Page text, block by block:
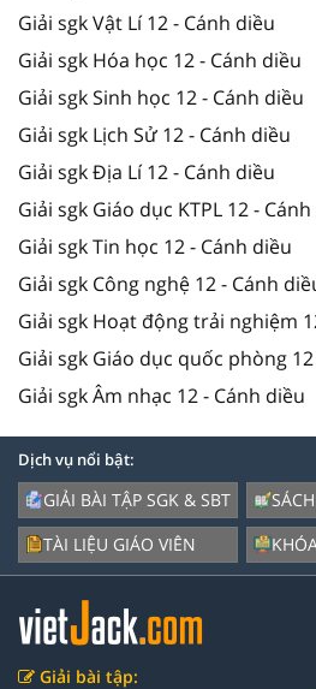
Giải sgk Vật Lí 12 - Cánh diều
Giải sgk Hóa học 12 - Cánh diều
Giải sgk Sinh học 12 - Cánh diều
Giải sgk Lịch Sử 12 - Cánh diều
Giải sgk Địa Lí 12 - Cánh diều
Giải sgk Giáo dục KTPL 12 -
Giải sgk Tin học 12 - Cánh diều
Giải sgk Công nghệ 12 - Cánh
Giải sgk Hoạt động trải nghiệm
Giải sgk Giáo dục quốc phòng
Giải sgk Âm nhạc 12 - Cánh diều
Dịch vụ nổi bật:
GIẢI BÀI TẬP SGK & SBT
TÀI LIỆU GIÁO VIÊN
SÁCH
Giải bài tập: